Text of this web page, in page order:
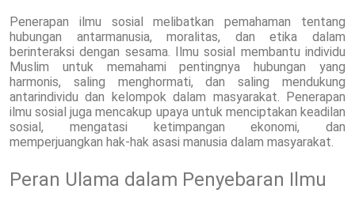
Penerapan ilmu sosial melibatkan pemahaman tentang
hubungan antarmanusia, moralitas, dan etika dalam
berinteraksi dengan sesama. Ilmu sosial membantu individu
Muslim untuk memahami pentingnya hubungan yang
harmonis, saling menghormati, dan saling mendukung
antarindividu dan kelompok dalam masyarakat. Penerapan
ilmu sosial juga mencakup upaya untuk menciptakan keadilan
sosial, mengatasi ketimpangan ekonomi, dan
memperjuangkan hak-hak asasi manusia dalam masyarakat.
Peran Ulama dalam Penyebaran Ilmu